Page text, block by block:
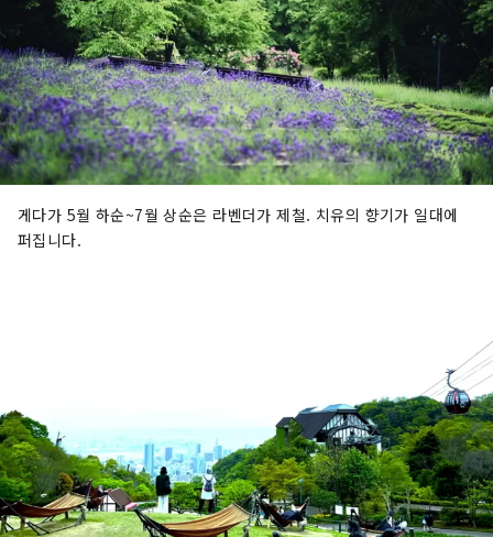
게다가 5월 하순~7월 상순은 라벤더가 제철. 치유의 향기가 일대에
퍼집니다.